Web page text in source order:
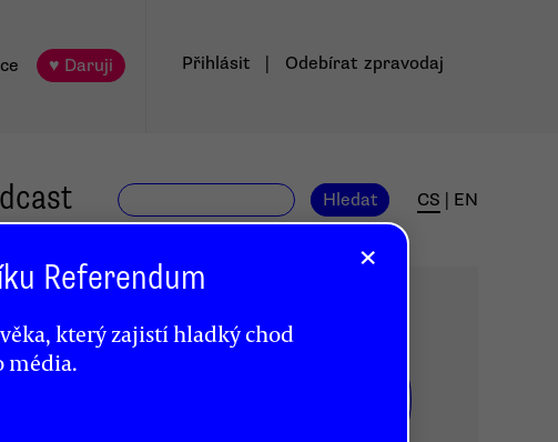
♥ Daruji Přihlásit Odebírat zpravodaj
Hledat CS EN
×
Referendum
který zajistí hladký chod
média.